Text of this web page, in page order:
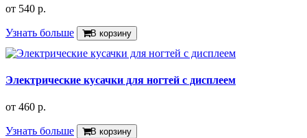
от 540 р.
Узнать больше В корзину
Электрические кусачки для ногтей с дисплеем
от 460 р.
Узнать больше В корзину